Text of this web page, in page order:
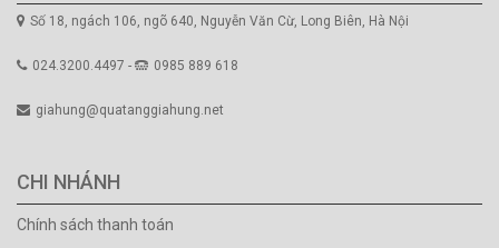
Số 18, ngách 106, ngõ 640, Nguyễn Văn Cừ, Long Biên, Hà Nội
024.3200.4497 - 0985 889 618
giahung@quatanggiahung.net
CHI NHÁNH
Chính sách thanh toán